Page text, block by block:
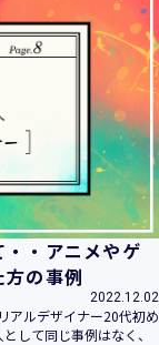
リスクに対して
、体制を構築
一の際には速や
に対しては、迅
を取り巻く環境
て継続的に改善
情報に関する苦
任者 安部 洋平
スファーストビ
・アニメやゲ
の事例
2022.12.02
アルデザイナー20代初め
して同じ事例はなく、